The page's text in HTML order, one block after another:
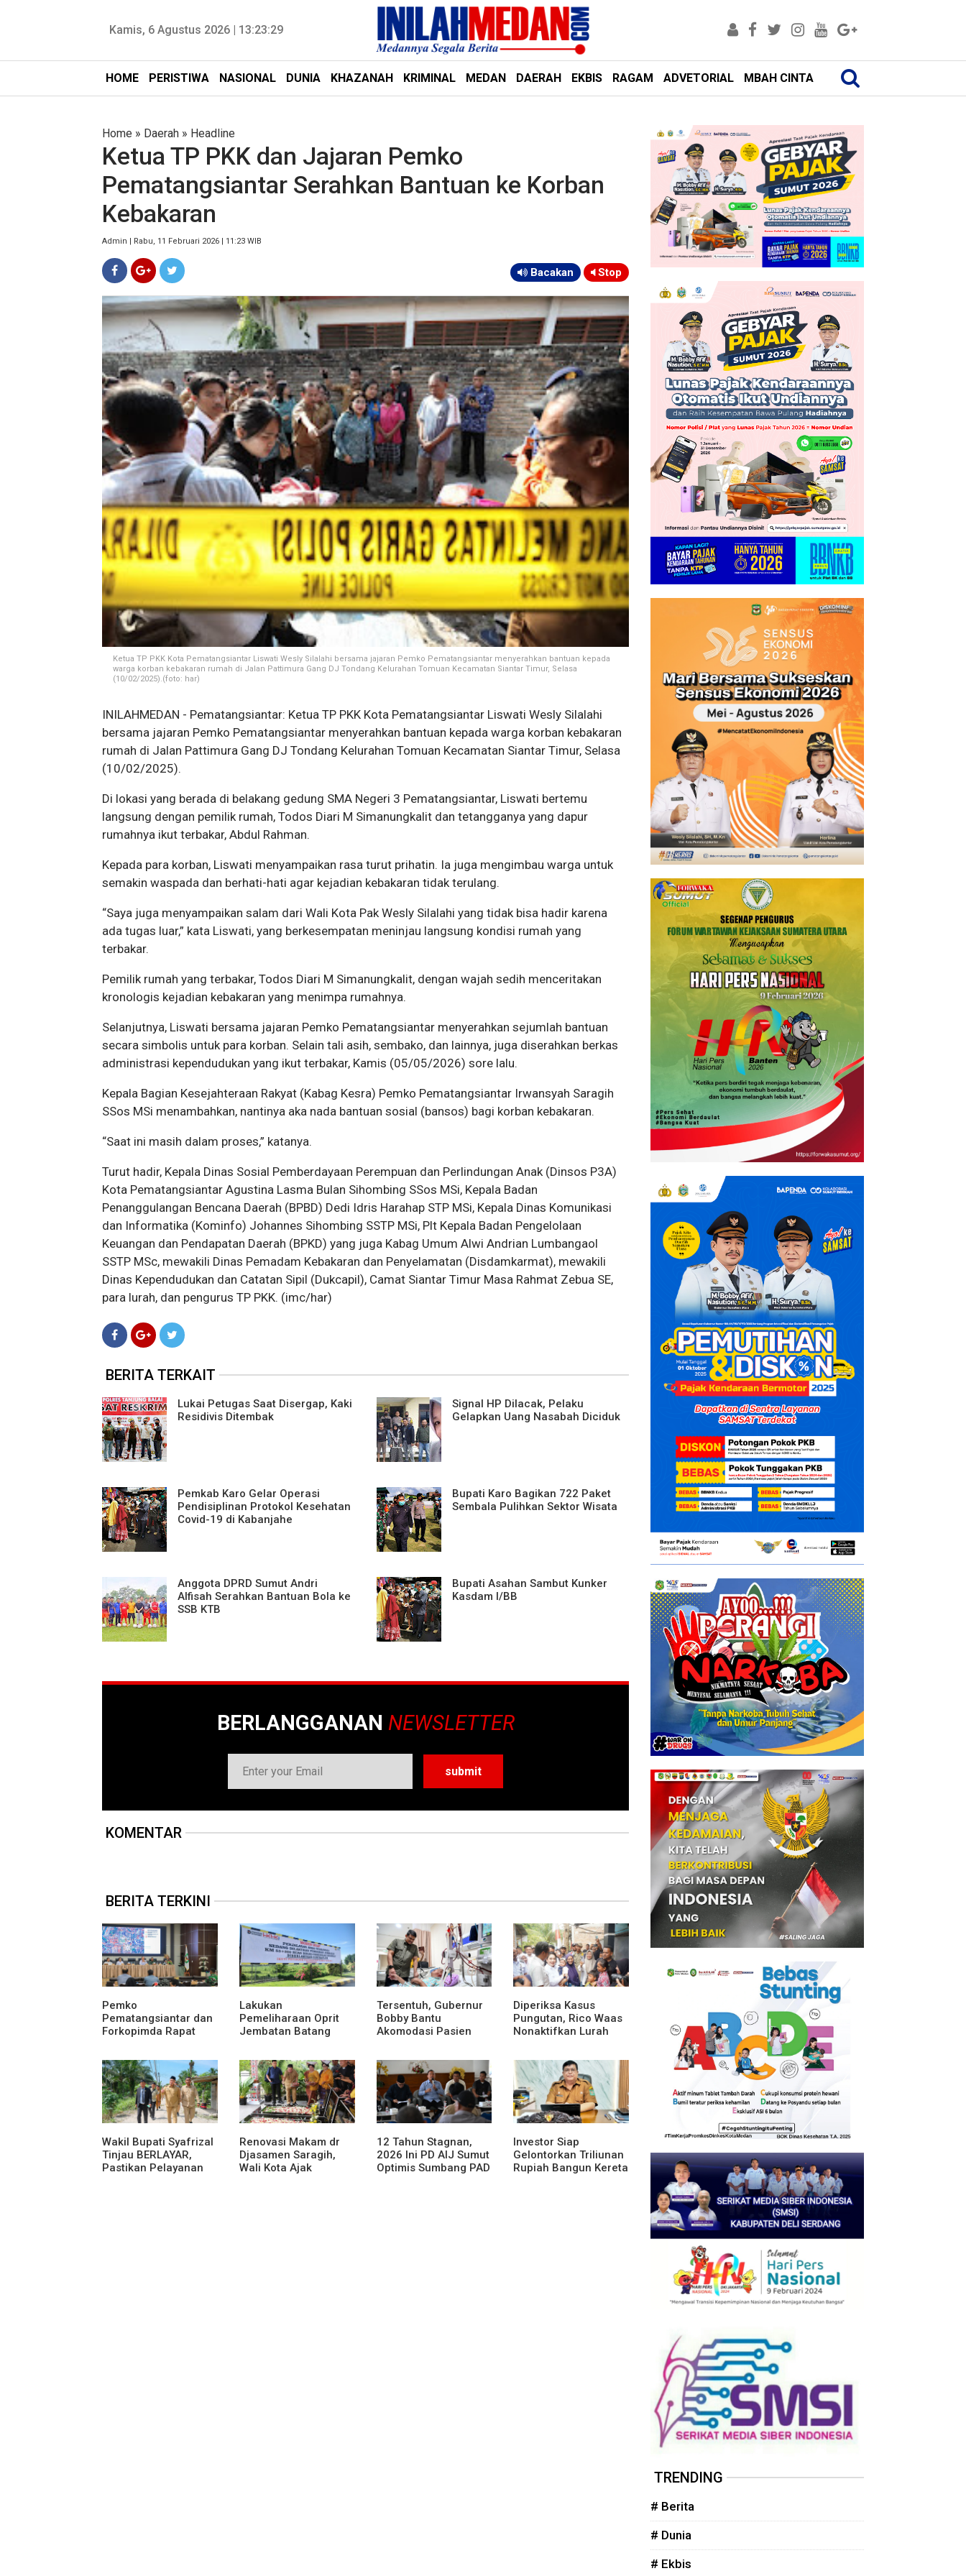
Kamis, 6 Agustus 2026 | 13:23:30
HOME PERISTIWA NASIONAL DUNIA KHAZANAH KRIMINAL MEDAN DAERAH EKBIS RAGAM ADVETORIAL MBAH CINTA
Home » Daerah » Headline
Ketua TP PKK dan Jajaran Pemko
Pematangsiantar Serahkan Bantuan ke Korban
Kebakaran
Admin | Rabu, 11 Februari 2026 | 11:23 WIB
Bacakan Stop
Ketua TP PKK Kota Pematangsiantar Liswati Wesly Silalahi bersama jajaran Pemko Pematangsiantar menyerahkan bantuan kepada
warga korban kebakaran rumah di Jalan Pattimura Gang DJ Tondang Kelurahan Tomuan Kecamatan Siantar Timur, Selasa
(10/02/2025).(foto: har)
INILAHMEDAN - Pematangsiantar: Ketua TP PKK Kota Pematangsiantar Liswati Wesly Silalahi
bersama jajaran Pemko Pematangsiantar menyerahkan bantuan kepada warga korban kebakaran
rumah di Jalan Pattimura Gang DJ Tondang Kelurahan Tomuan Kecamatan Siantar Timur, Selasa
(10/02/2025).
Di lokasi yang berada di belakang gedung SMA Negeri 3 Pematangsiantar, Liswati bertemu
langsung dengan pemilik rumah, Todos Diari M Simanungkalit dan tetangganya yang dapur
rumahnya ikut terbakar, Abdul Rahman.
Kepada para korban, Liswati menyampaikan rasa turut prihatin. Ia juga mengimbau warga untuk
semakin waspada dan berhati-hati agar kejadian kebakaran tidak terulang.
“Saya juga menyampaikan salam dari Wali Kota Pak Wesly Silalahi yang tidak bisa hadir karena
ada tugas luar,” kata Liswati, yang berkesempatan meninjau langsung kondisi rumah yang
terbakar.
Pemilik rumah yang terbakar, Todos Diari M Simanungkalit, dengan wajah sedih menceritakan
kronologis kejadian kebakaran yang menimpa rumahnya.
Selanjutnya, Liswati bersama jajaran Pemko Pematangsiantar menyerahkan sejumlah bantuan
secara simbolis untuk para korban. Selain tali asih, sembako, dan lainnya, juga diserahkan berkas
administrasi kependudukan yang ikut terbakar, Kamis (05/05/2026) sore lalu.
Kepala Bagian Kesejahteraan Rakyat (Kabag Kesra) Pemko Pematangsiantar Irwansyah Saragih
SSos MSi menambahkan, nantinya aka nada bantuan sosial (bansos) bagi korban kebakaran.
“Saat ini masih dalam proses,” katanya.
Turut hadir, Kepala Dinas Sosial Pemberdayaan Perempuan dan Perlindungan Anak (Dinsos P3A)
Kota Pematangsiantar Agustina Lasma Bulan Sihombing SSos MSi, Kepala Badan
Penanggulangan Bencana Daerah (BPBD) Dedi Idris Harahap STP MSi, Kepala Dinas Komunikasi
dan Informatika (Kominfo) Johannes Sihombing SSTP MSi, Plt Kepala Badan Pengelolaan
Keuangan dan Pendapatan Daerah (BPKD) yang juga Kabag Umum Alwi Andrian Lumbangaol
SSTP MSc, mewakili Dinas Pemadam Kebakaran dan Penyelamatan (Disdamkarmat), mewakili
Dinas Kependudukan dan Catatan Sipil (Dukcapil), Camat Siantar Timur Masa Rahmat Zebua SE,
para lurah, dan pengurus TP PKK. (imc/har)
BERITA TERKAIT
Lukai Petugas Saat Disergap, Kaki
Residivis Ditembak
Signal HP Dilacak, Pelaku
Gelapkan Uang Nasabah Diciduk
Pemkab Karo Gelar Operasi
Pendisiplinan Protokol Kesehatan
Covid-19 di Kabanjahe
Bupati Karo Bagikan 722 Paket
Sembala Pulihkan Sektor Wisata
Anggota DPRD Sumut Andri
Alfisah Serahkan Bantuan Bola ke
SSB KTB
Bupati Asahan Sambut Kunker
Kasdam I/BB
BERLANGGANAN NEWSLETTER
KOMENTAR
BERITA TERKINI
Pemko
Pematangsiantar dan
Forkopimda Rapat
Peringatan HUT ke-81
Kemerdekaan RI
Lakukan
Pemeliharaan Oprit
Jembatan Batang
Karya Uji Coba
Contraflow di KM 55
Tol Binjai–Langsa
Tersentuh, Gubernur
Bobby Bantu
Akomodasi Pasien
Tiroid di RSUD
Thomsen
Diperiksa Kasus
Pungutan, Rico Waas
Nonaktifkan Lurah
Masyarakat
Wakil Bupati Syafrizal
Tinjau BERLAYAR,
Pastikan Pelayanan
Renovasi Makam dr
Djasamen Saragih,
Wali Kota Ajak
12 Tahun Stagnan,
2026 Ini PD AIJ Sumut
Optimis Sumbang PAD
Investor Siap
Gelontorkan Triliunan
Rupiah Bangun Kereta
TRENDING
# Berita
# Dunia
# Ekbis